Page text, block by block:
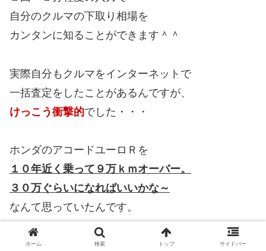
自分のクルマの下取り相場を
カンタンに知ることができます＾＾
実際自分もクルマをインターネットで
一括査定をしたことがあるんですが、
けっこう衝撃的でした・・・
ホンダのアコードユーロＲを
１０年近く乗って９万ｋｍオーバー。
３０万ぐらいになればいいかな～
なんて思っていたんです。
一括査定を申し込んだら各社から
ホーム 検索 トップ サイドバー